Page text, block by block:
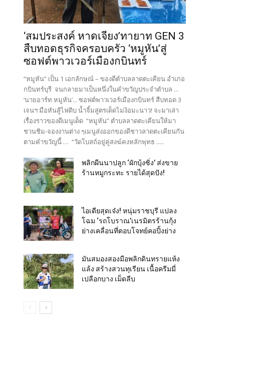
‘สมประสงค์ หาดเจียง’ทายาท GEN 3
สืบทอดธุรกิจครอบครัว ‘หมูหัน’สู่
ซอฟต์พาวเวอร์เมืองกบินทร์
“หมูหัน” เป็น 1 เอกลักษณ์ – ของดีตำบลลาดตะเคียน อำเภอ
กบินทร์บุรี จนกลายมาเป็นหนึ่งในคำขวัญประจำตำบล ...
‘นายอาร์ท หมูหัน’... ซอฟต์พาวเวอร์เมืองกบินทร์ สืบทอด 3
เจนฯ มือหันสู้ไฟดิบ น้ำจิ้มสูตรเด็ดไม่ง้อมะนาว! จะมาเล่า
เรื่องราวของดีเมนูเด็ด “หมูหัน” ตำบลลาดตะเคียนให้มา
ชวนชิม-จองงานต่าง ๆเมนูส่งออกของดีชาวลาดตะเคียนกัน
ตามคำขวัญนี้ … “วัดโบสถ์อยู่คู่สงฆ์คงหลักพุทธ .....
พลิกผืนนาปลูก ‘ผักบุ้งซิ่ง’ ส่งขาย
ร้านหมูกระทะ รายได้สุดปัง!
ไอเดียสุดเจ๋ง! หนุ่มราชบุรี แปลง
โฉม ‘รถโบราณ’เนรมิตรร้านกุ้ง
ย่างเคลื่อนที่ตอบโจทย์คอปิ้งย่าง
มันสมองสองมือพลิกดินทรายแห้ง
แล้ง สร้างสวนทุเรียน เนื้อครีมมี่
เปลือกบาง เม็ดลีบ